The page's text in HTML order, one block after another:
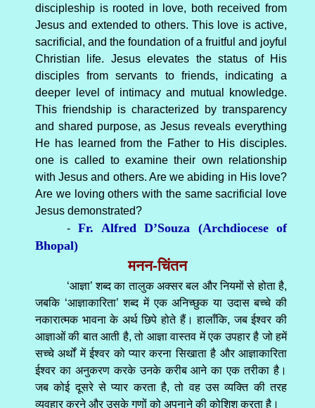
discipleship is rooted in love, both received from
Jesus and extended to others. This love is active,
sacrificial, and the foundation of a fruitful and joyful
Christian life. Jesus elevates the status of His
disciples from servants to friends, indicating a
deeper level of intimacy and mutual knowledge.
This friendship is characterized by transparency
and shared purpose, as Jesus reveals everything
He has learned from the Father to His disciples.
one is called to examine their own relationship
with Jesus and others. Are we abiding in His love?
Are we loving others with the same sacrificial love
Jesus demonstrated?
-Fr. Alfred D’Souza (Archdiocese of
Bhopal)
मनन-चिंतन
‘आज्ञा’ शब्द का तालुक अक्सर बल और नियमों से होता है,
जबकि ‘आज्ञाकारिता’ शब्द में एक अनिच्छुक या उदास बच्चे की
नकारात्मक भावना के अर्थ छिपे होते हैं। हालाँकि, जब ईश्वर की
आज्ञाओं की बात आती है, तो आज्ञा वास्तव में एक उपहार है जो हमें
सच्चे अर्थों में ईश्वर को प्यार करना सिखाता है और आज्ञाकारिता
ईश्वर का अनुकरण करके उनके करीब आने का एक तरीका है।
जब कोई दूसरे से प्यार करता है, तो वह उस व्यक्ति की तरह
व्यवहार करने और उसके गुणों को अपनाने की कोशिश करता है।